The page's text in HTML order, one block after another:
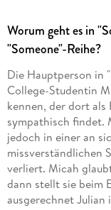
Worum geht es in
"Someone"-Reihe?
Die Hauptperson in
College-Studentin
kennen, der dort
sympathisch findet.
jedoch in einer an
missverständlichen
verliert. Micah
dann stellt sie beim
ausgerechnet